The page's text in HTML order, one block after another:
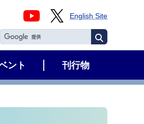
English Site
ント 刊行物